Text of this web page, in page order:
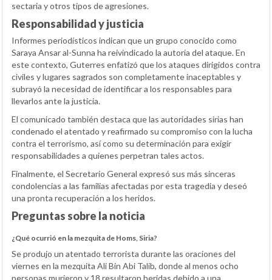
sectaria y otros tipos de agresiones.
Responsabilidad y justicia
Informes periodísticos indican que un grupo conocido como
Saraya Ansar al-Sunna ha reivindicado la autoría del ataque. En
este contexto, Guterres enfatizó que los ataques dirigidos contra
civiles y lugares sagrados son completamente inaceptables y
subrayó la necesidad de identificar a los responsables para
llevarlos ante la justicia.
El comunicado también destaca que las autoridades sirias han
condenado el atentado y reafirmado su compromiso con la lucha
contra el terrorismo, así como su determinación para exigir
responsabilidades a quienes perpetran tales actos.
Finalmente, el Secretario General expresó sus más sinceras
condolencias a las familias afectadas por esta tragedia y deseó
una pronta recuperación a los heridos.
Preguntas sobre la noticia
¿Qué ocurrió en la mezquita de Homs, Siria?
Se produjo un atentado terrorista durante las oraciones del
viernes en la mezquita Ali Bin Abi Talib, donde al menos ocho